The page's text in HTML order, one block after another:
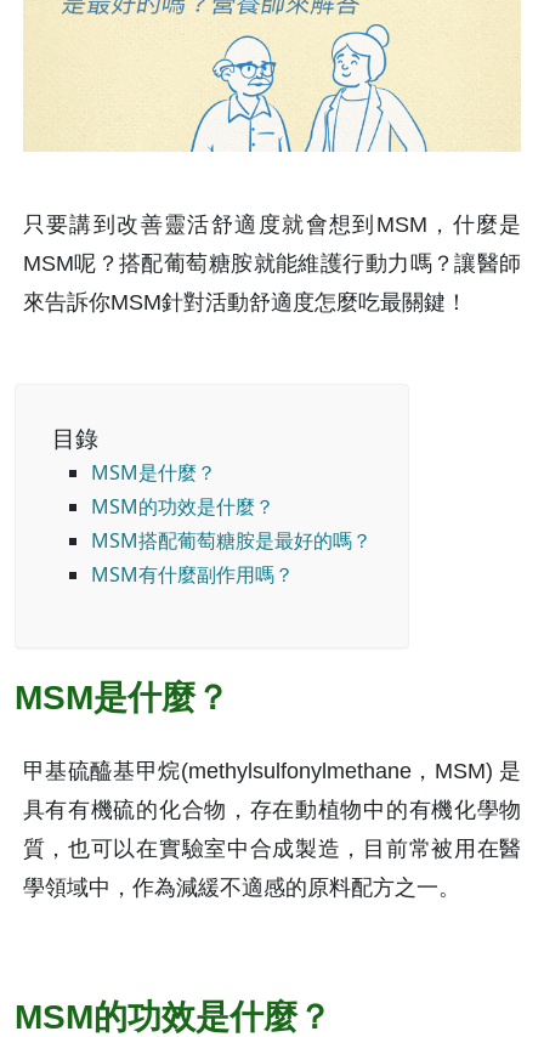
只要講到改善靈活舒適度就會想到MSM，什麼是
MSM呢？搭配葡萄糖胺就能維護行動力嗎？讓醫師
來告訴你MSM針對活動舒適度怎麼吃最關鍵！
目錄
MSM是什麼？
MSM的功效是什麼？
MSM搭配葡萄糖胺是最好的嗎？
MSM有什麼副作用嗎？
MSM是什麼？
甲基硫醯基甲烷(methylsulfonylmethane，MSM) 是
具有有機硫的化合物，存在動植物中的有機化學物
質，也可以在實驗室中合成製造，目前常被用在醫
學領域中，作為減緩不適感的原料配方之一。
MSM的功效是什麼？